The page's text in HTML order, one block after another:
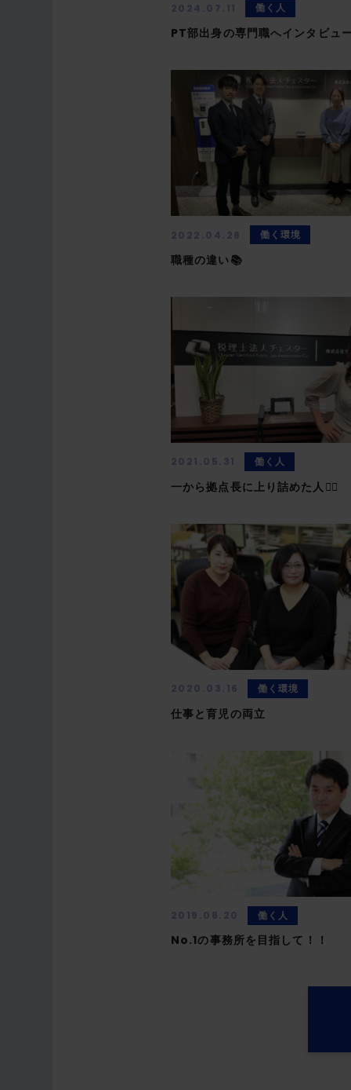
2024.07.11 働く人
PT部出身の専門職へインタビュ
2022.04.28 働く環境
職種の違い📚
2021.05.31 働く人
一から拠点長に上り詰めた人👆🏻
2020.03.16 働く環境
仕事と育児の両立
2019.08.20 働く人
No.1の事務所を目指して！！